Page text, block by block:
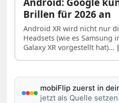
Brillen für 2026 an
Android XR wird nicht nur
Headsets (wie es Samsung
Galaxy XR vorgestellt hat)…
mobiFlip zuerst in
jetzt als Quelle setzen